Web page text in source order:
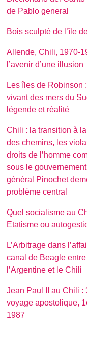
de Pablo general
Bois sculpté de l’île
Allende, Chili, 1970-
l’avenir d’une illusion
Les îles de Robinson
vivant des mers du
légende et réalité
Chili : la transition à
des chemins, les
droits de l’homme
sous le
général Pinochet
problème central
Quel socialisme au
Etatisme ou
L’Arbitrage dans
canal de Beagle entre
l’Argentine et le Chili
Jean Paul II au Chili :
voyage apostolique,
1987